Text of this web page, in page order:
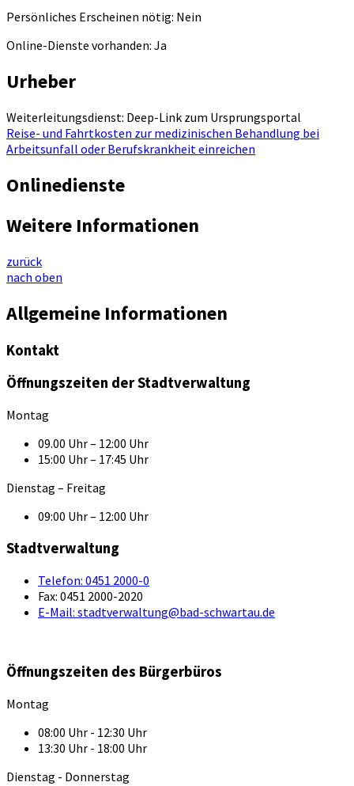
Persönliches Erscheinen nötig: Nein
Online-Dienste vorhanden: Ja
Urheber
Weiterleitungsdienst: Deep-Link zum Ursprungsportal
Reise- und Fahrtkosten zur medizinischen Behandlung bei
Arbeitsunfall oder Berufskrankheit einreichen
Onlinedienste
Weitere Informationen
zurück
nach oben
Allgemeine Informationen
Kontakt
Öffnungszeiten der Stadtverwaltung
Montag
09.00 Uhr – 12:00 Uhr
15:00 Uhr – 17:45 Uhr
Dienstag – Freitag
09:00 Uhr – 12:00 Uhr
Stadtverwaltung
Telefon: 0451 2000-0
Fax: 0451 2000-2020
E-Mail: stadtverwaltung@bad-schwartau.de
Öffnungszeiten des Bürgerbüros
Montag
08:00 Uhr - 12:30 Uhr
13:30 Uhr - 18:00 Uhr
Dienstag - Donnerstag